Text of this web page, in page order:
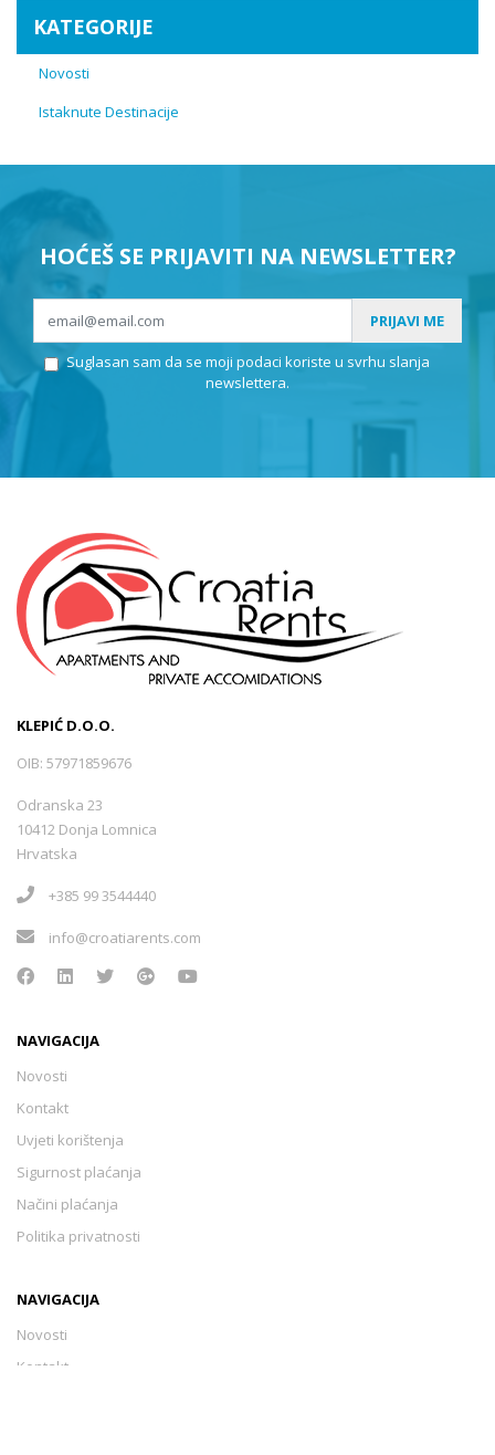
KATEGORIJE
Novosti
Istaknute Destinacije
HOĆEŠ SE PRIJAVITI NA NEWSLETTER?
PRIJAVI ME
Suglasan sam da se moji podaci koriste u svrhu slanja
newslettera.
KLEPIĆ D.O.O.
OIB: 57971859676
Odranska 23
10412 Donja Lomnica
Hrvatska
+385 99 3544440
info@croatiarents.com
NAVIGACIJA
Novosti
Kontakt
Uvjeti korištenja
Sigurnost plaćanja
Načini plaćanja
Politika privatnosti
NAVIGACIJA
Novosti
Kontakt